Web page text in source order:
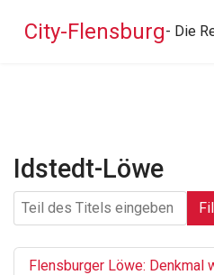
City-Flensburg- Die
Idstedt-Löwe
Teil des Titels eingeben
Flensburger Löwe: Denkmal